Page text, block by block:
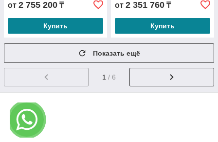
от 2 755 200 ₸
Купить
от 2 351 760 ₸
Купить
Показать ещё
1 / 6